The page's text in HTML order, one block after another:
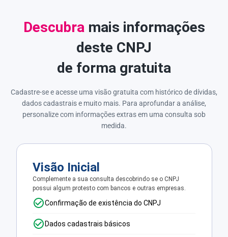
Descubramais informações
deste CNPJ
de forma gratuita
Cadastre-se e acesse uma visão gratuita com histórico de dívidas,
dados cadastrais e muito mais. Para aprofundar a análise,
personalize com informações extras em uma consulta sob
medida.
Visão Inicial
Complemente a sua consulta descobrindo se o CNPJ
possui algum protesto com bancos e outras empresas.
Confirmação de existência do CNPJ
Dados cadastrais básicos